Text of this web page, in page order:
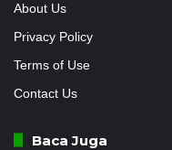
About Us
Privacy Policy
Terms of Use
Contact Us
Baca Juga